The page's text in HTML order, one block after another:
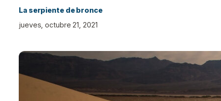
La serpiente de bronce
jueves, octubre 21, 2021